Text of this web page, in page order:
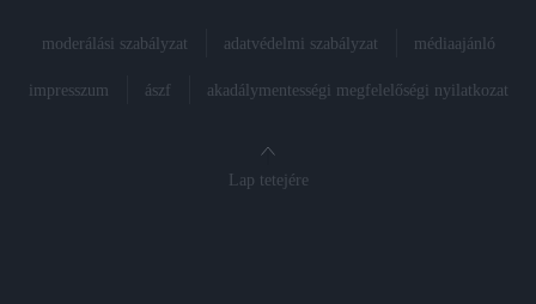
moderálási szabályzat adatvédelmi szabályzat médiaajánló
impresszum ászf akadálymentességi megfelelőségi nyilatkozat
Lap tetejére